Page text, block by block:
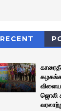
RECENT
ஜொலி